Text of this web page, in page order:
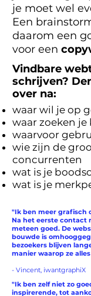
je moet wel
Een
daarom een
voor een
Vindbare
schrijven?
over na:
waar wil je op
waar zoeken
waarvoor
wie zijn de
concurrenten
wat is je
wat is je
"Ik ben meer grafisch
Na het eerste contact
meteen goed. De
bouwde is
bezoekers blijven
manier waarop ze
- Vincent, iwantgraphiX
"Ik ben zelf niet zo
inspirerende, tot